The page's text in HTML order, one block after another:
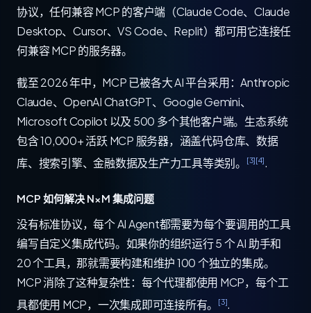
协议，任何兼容 MCP 的客户端（Claude Code、Claude
Desktop、Cursor、VS Code、Replit）都可用它连接任
何兼容 MCP 的服务器。
截至 2026 年中，MCP 已被各大 AI 平台采用：Anthropic
Claude、OpenAI ChatGPT、Google Gemini、
Microsoft Copilot 以及 500 多个其他客户端。生态系统
包含 10,000+ 活跃 MCP 服务器，涵盖代码仓库、数据
库、搜索引擎、金融数据及生产力工具等类别。
[3][4].
MCP 如何解决 N×M 集成问题
没有标准协议，每个 AI Agent都需要为每个要调用的工具
编写自定义集成代码。如果你的组织运行 5 个 AI 助手和
20 个工具，那就需要构建和维护 100 个独立的集成。
MCP 消除了这种复杂性：每个代理都使用 MCP，每个工
具都使用 MCP，一次集成即可连接所有。
[3].